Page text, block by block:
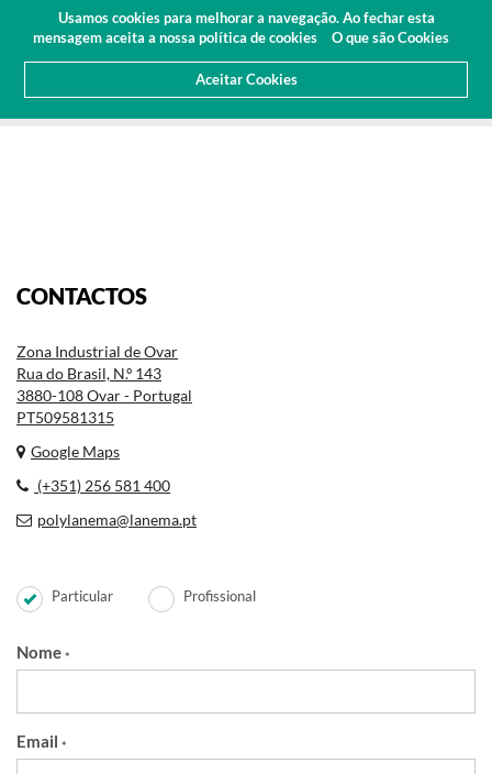
Usamos cookies para melhorar a navegação. Ao fechar esta
mensagem aceita a nossa política de cookies
O que são Cookies
Aceitar Cookies
Área Cliente
Orçamento(0)
CONTACTOS
Zona Industrial de Ovar
Rua do Brasil, N.º 143
3880-108 Ovar - Portugal
PT509581315
Google Maps
(+351) 256 581 400
polylanema@lanema.pt
Particular Profissional
Nome *
Email *